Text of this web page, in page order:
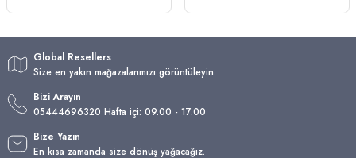
Global Resellers
Size en yakın mağazalarımızı görüntüleyin
Bizi Arayın
05444696320 Hafta içi: 09.00 - 17.00
Bize Yazın
En kısa zamanda size dönüş yağacağız.